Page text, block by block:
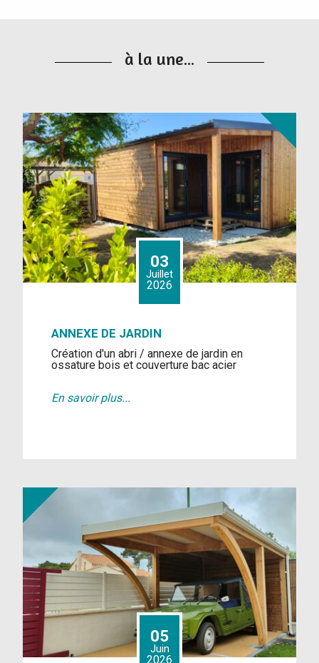
à la une...
03
Juillet
2026
ANNEXE DE JARDIN
Création d'un abri / annexe de jardin en
ossature bois et couverture bac acier
En savoir plus...
05
Juin
2026